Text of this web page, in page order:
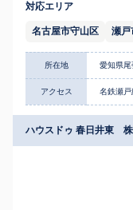
対応エリア
名古屋市守山区 瀬戸
所在地 愛知県
アクセス 名鉄瀬
ハウスドゥ 春日井東